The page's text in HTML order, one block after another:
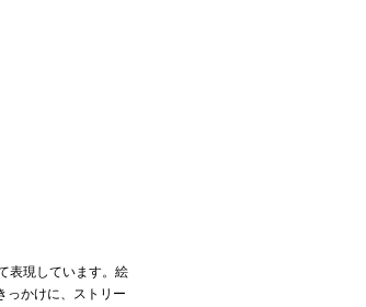
表現しています。絵
っかけに、ストリー